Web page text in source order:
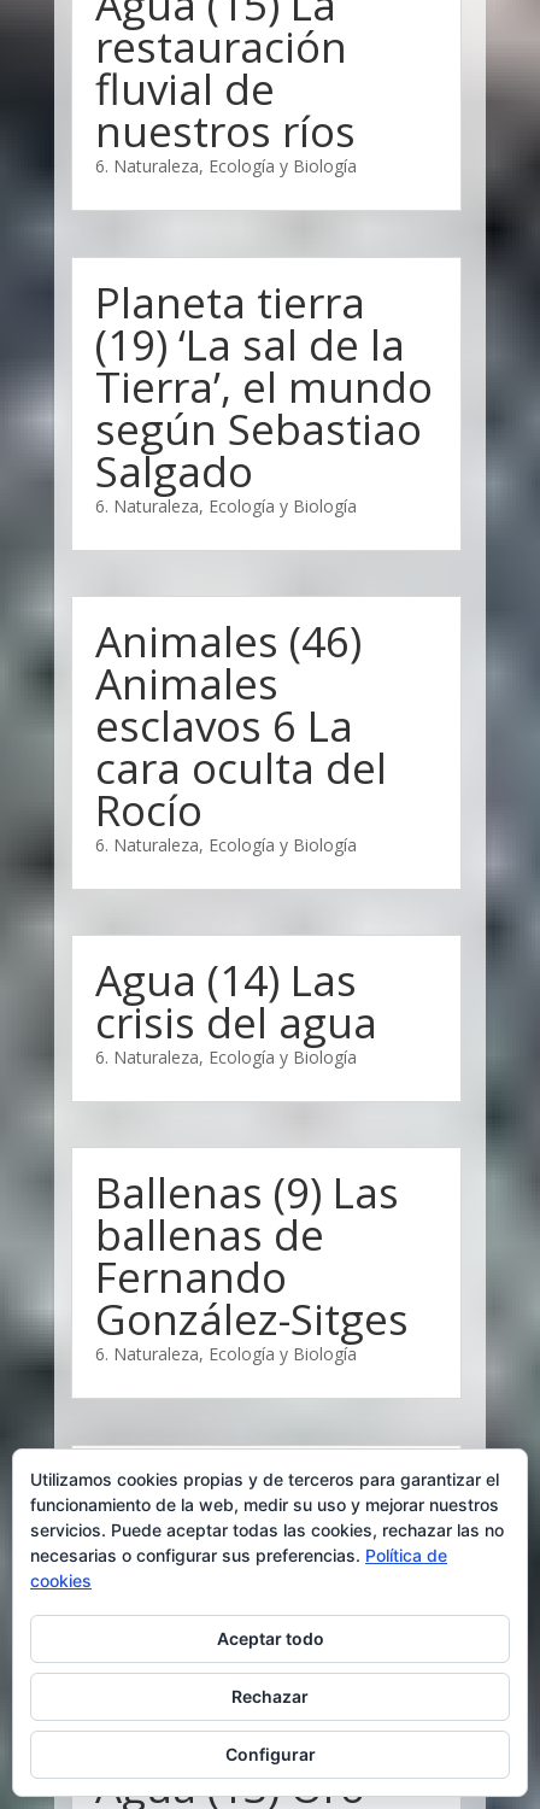
restauración
fluvial de
nuestros ríos
6. Naturaleza, Ecología y Biología
Planeta tierra
(19) ‘La sal de la
Tierra’, el mundo
según Sebastiao
Salgado
6. Naturaleza, Ecología y Biología
Animales (46)
Animales
esclavos 6 La
cara oculta del
Rocío
6. Naturaleza, Ecología y Biología
Agua (14) Las
crisis del agua
6. Naturaleza, Ecología y Biología
Ballenas (9) Las
ballenas de
Fernando
González-Sitges
6. Naturaleza, Ecología y Biología
Gorriones (9) 20
de marzo, Día
Mundial del
Gorrión
6. Naturaleza, Ecología y Biología
Agua (13) Oro
Utilizamos cookies propias y de terceros para garantizar el
funcionamiento de la web, medir su uso y mejorar nuestros
servicios. Puede aceptar todas las cookies, rechazar las no
necesarias o configurar sus preferencias. Política de
cookies
Aceptar todo
Rechazar
Configurar